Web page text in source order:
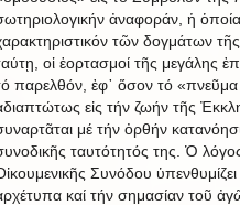
ἀναφοράν, ἡ
τῶν δογμάτων
οἱ ἑορτασμοί τῆς μεγάλης
παρελθόν, ἐφ᾿ ὅσον τό «πνεῦμα
εἰς τήν ζωήν τῆς
μέ τήν ὀρθήν
ταυτότητός της. Ὁ λόγος
Συνόδου ὑπενθυμίζει
καί τήν σημασίαν τοῦ